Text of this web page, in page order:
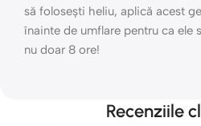
să folosești heliu, aplică acest
înainte de umflare pentru ca ele
nu doar 8 ore!
Recenziile